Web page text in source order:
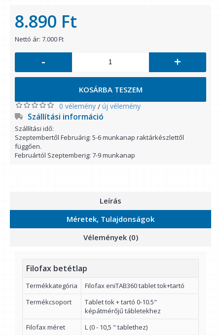
8.890 Ft
Nettó ár: 7.000 Ft
- +
KOSÁRBA TESZEM
0 vélemény / új vélemény
Szállítási információ
Szállítási idő:
Szeptembertől Februárig: 5-6 munkanap raktárkészlettől
függően.
Februártól Szeptemberig: 7-9 munkanap
Leírás
Méretek, Tulajdonságok
Vélemények (0)
Filofax betétlap
Termékkategória
Filofax eniTAB360 tablet tok+tartó
Termékcsoport
Tablet tok + tartó 0-10.5"
képátmérőjű tábletekhez
Filofax méret
L (0 - 10,5 " tablethez)